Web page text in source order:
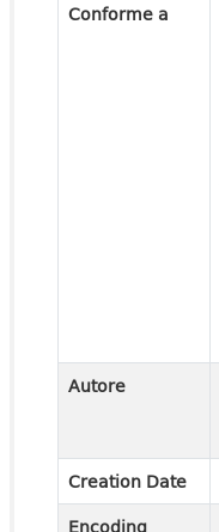
Conforme a
Autore
Creation Date
Encoding